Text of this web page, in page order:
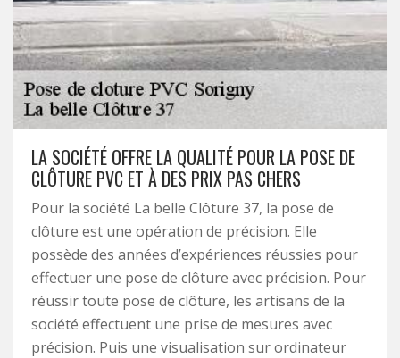
LA SOCIÉTÉ OFFRE LA QUALITÉ POUR LA POSE DE
CLÔTURE PVC ET À DES PRIX PAS CHERS
Pour la société La belle Clôture 37, la pose de
clôture est une opération de précision. Elle
possède des années d’expériences réussies pour
effectuer une pose de clôture avec précision. Pour
réussir toute pose de clôture, les artisans de la
société effectuent une prise de mesures avec
précision. Puis une visualisation sur ordinateur